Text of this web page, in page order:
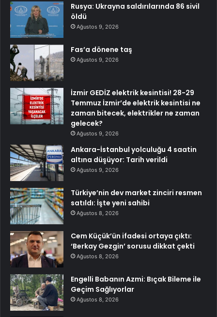
Rusya: Ukrayna saldırılarında 86 sivil
öldü
Ağustos 9, 2026
Fas’a dönene taş
Ağustos 9, 2026
İzmir GEDİZ elektrik kesintisi! 28-29
Temmuz İzmir’de elektrik kesintisi ne
zaman bitecek, elektrikler ne zaman
gelecek?
Ağustos 9, 2026
Ankara-İstanbul yolculuğu 4 saatin
altına düşüyor: Tarih verildi
Ağustos 9, 2026
Türkiye’nin dev market zinciri resmen
satıldı: İşte yeni sahibi
Ağustos 8, 2026
Cem Küçük’ün ifadesi ortaya çıktı:
‘Berkay Gezgin’ sorusu dikkat çekti
Ağustos 8, 2026
Engelli Babanın Azmi: Bıçak Bileme ile
Geçim Sağlıyorlar
Ağustos 8, 2026